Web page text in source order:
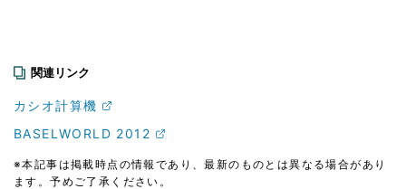
関連リンク
カシオ計算機
BASELWORLD 2012
※本記事は掲載時点の情報であり、最新のものとは異なる場合があり
ます。予めご了承ください。